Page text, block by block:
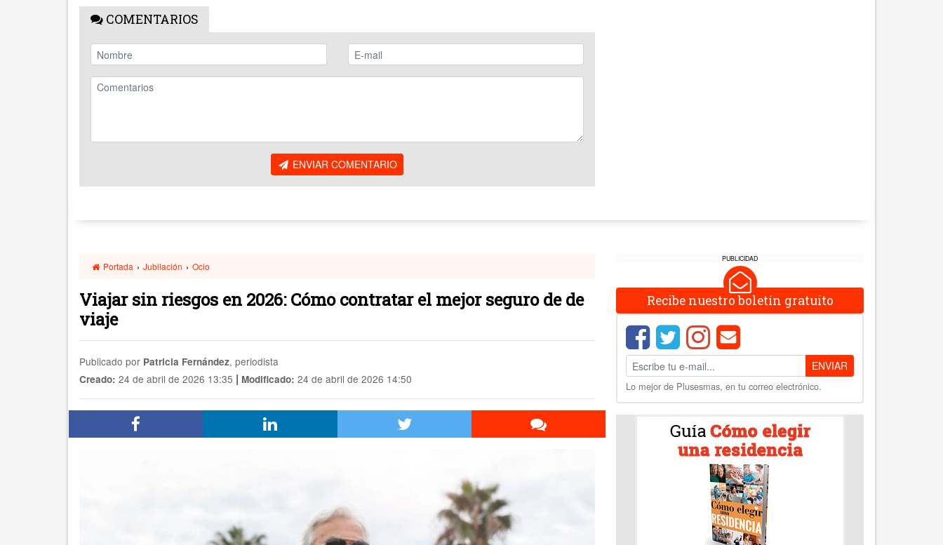
COMENTARIOS
ENVIAR COMENTARIO
Portada › Jubilación › Ocio
Viajar sin riesgos en 2026: Cómo contratar el mejor seguro de de
viaje
Publicado por Patricia Fernández, periodista
Creado: 24 de abril de 2026 13:35 | Modificado: 24 de abril de 2026 14:50
PUBLICIDAD
Recibe nuestro boletín gratuito
ENVIAR
Lo mejor de Plusesmas, en tu correo electrónico.